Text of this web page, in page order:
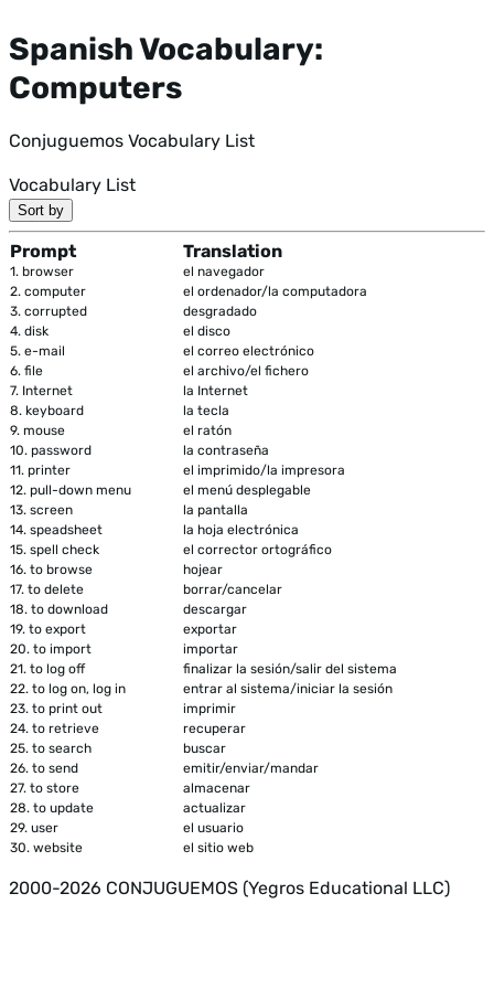
Spanish Vocabulary:
Computers
Conjuguemos Vocabulary List
Vocabulary List
Sort by
Prompt Translation
1. browser
el navegador
2. computer
el ordenador/la computadora
3. corrupted
desgradado
4. disk
el disco
5. e-mail
el correo electrónico
6. file
el archivo/el fichero
7. Internet
la Internet
8. keyboard
la tecla
9. mouse
el ratón
10. password
la contraseña
11. printer
el imprimido/la impresora
12. pull-down menu
el menú desplegable
13. screen
la pantalla
14. speadsheet
la hoja electrónica
15. spell check
el corrector ortográfico
16. to browse
hojear
17. to delete
borrar/cancelar
18. to download
descargar
19. to export
exportar
20. to import
importar
21. to log off
finalizar la sesión/salir del sistema
22. to log on, log in
entrar al sistema/iniciar la sesión
23. to print out
imprimir
24. to retrieve
recuperar
25. to search
buscar
26. to send
emitir/enviar/mandar
27. to store
almacenar
28. to update
actualizar
29. user
el usuario
30. website el sitio web
2000-2026 CONJUGUEMOS (Yegros Educational LLC)